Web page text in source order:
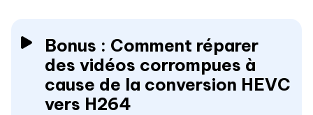
Bonus : Comment réparer
des vidéos corrompues à
cause de la conversion HEVC
vers H264